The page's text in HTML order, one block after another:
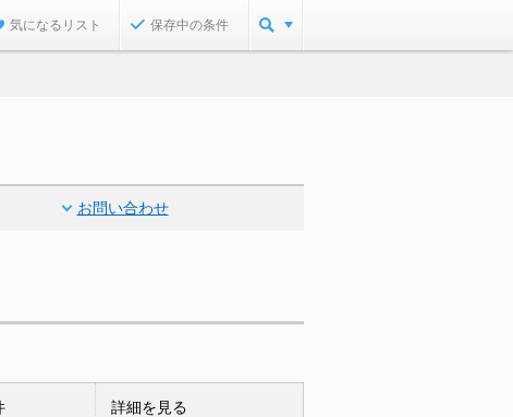
気になるリスト 保存中の条件
お問い合わせ
詳細を見る